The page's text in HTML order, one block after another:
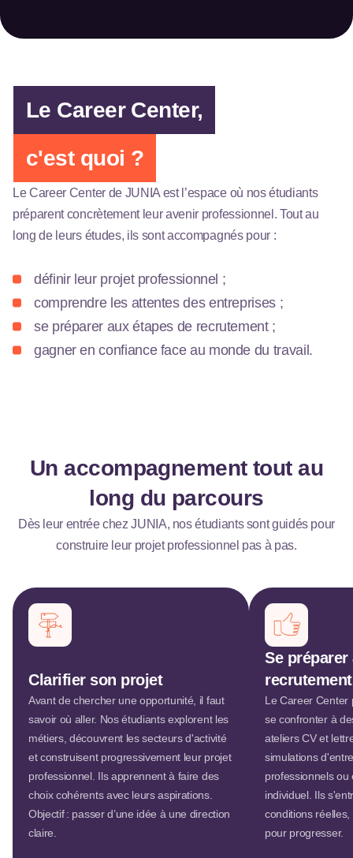
Le Career Center,
c'est quoi ?
Le Career Center de JUNIA est l’espace où nos étudiants
préparent concrètement leur avenir professionnel. Tout au
long de leurs études, ils sont accompagnés pour :
définir leur projet professionnel ;
comprendre les attentes des entreprises ;
se préparer aux étapes de recrutement ;
gagner en confiance face au monde du travail.
Un accompagnement tout au
long du parcours
Dès leur entrée chez JUNIA, nos étudiants sont guidés pour
construire leur projet professionnel pas à pas.
Clarifier son projet
Avant de chercher une opportunité, il faut
savoir où aller. Nos étudiants explorent les
métiers, découvrent les secteurs d'activité
et construisent progressivement leur projet
professionnel. Ils apprennent à faire des
choix cohérents avec leurs aspirations.
Objectif : passer d’une idée à une direction
claire.
Se préparer
Le Career Center
se confronter à
ateliers CV et
simulations
professionnels
individuel. Ils
conditions
pour progresser.